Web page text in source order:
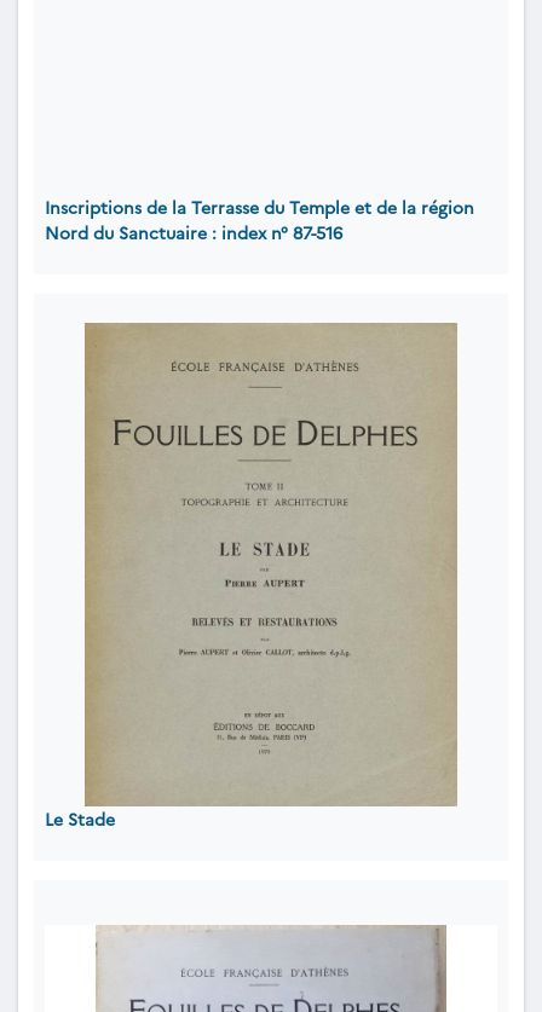
Inscriptions de la Terrasse du Temple et de la région
Nord du Sanctuaire : index n° 87-516
Le Stade